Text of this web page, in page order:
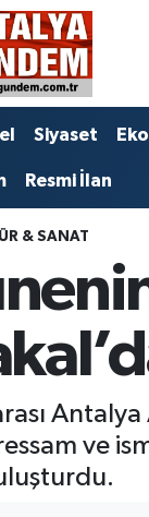
Siyaset
Resmi İlan
& SANAT
ve
Fikstür